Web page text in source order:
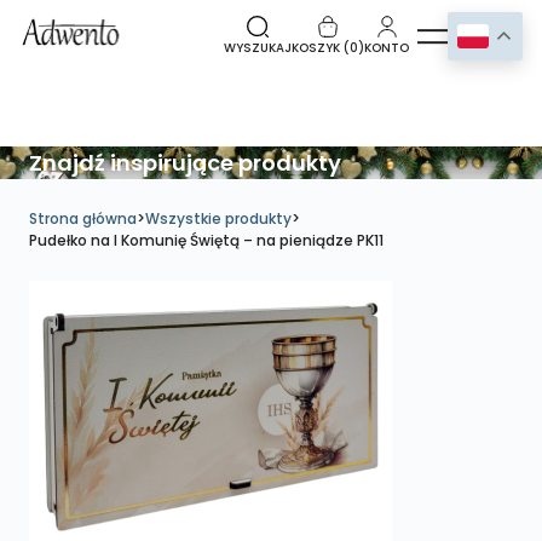
WYSZUKAJKOSZYK (0)KONTO
Znajdź inspirujące produkty
Strona główna>Wszystkie produkty>
Pudełko na I Komunię Świętą – na pieniądze PK11